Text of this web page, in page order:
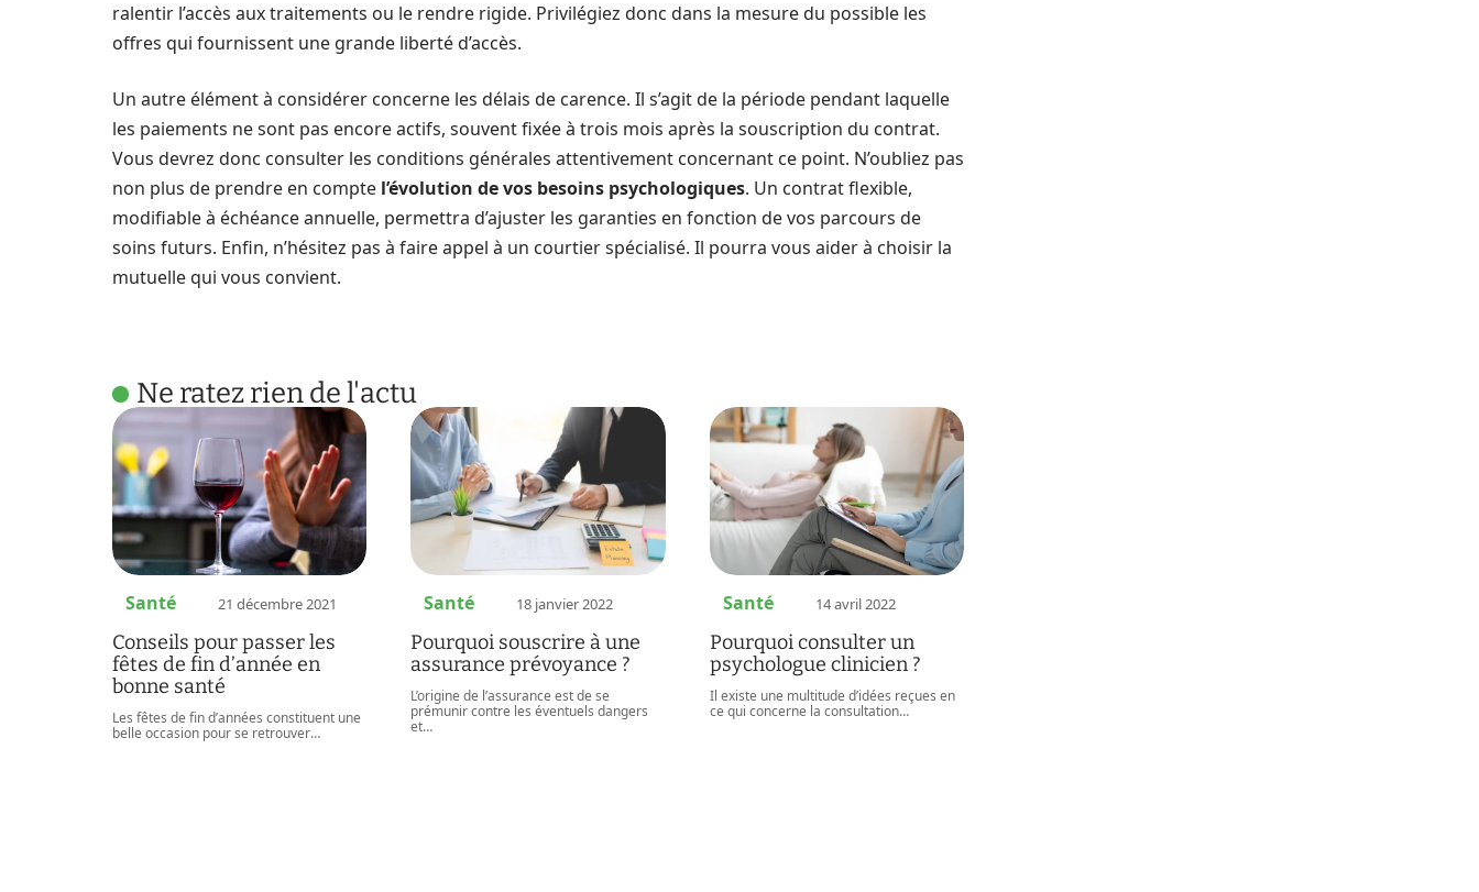
ralentir l’accès aux traitements ou le rendre rigide. Privilégiez donc dans la mesure du possible les
offres qui fournissent une grande liberté d’accès.
Un autre élément à considérer concerne les délais de carence. Il s’agit de la période pendant laquelle
les paiements ne sont pas encore actifs, souvent fixée à trois mois après la souscription du contrat.
Vous devrez donc consulter les conditions générales attentivement concernant ce point. N’oubliez pas
non plus de prendre en compte l’évolution de vos besoins psychologiques. Un contrat flexible,
modifiable à échéance annuelle, permettra d’ajuster les garanties en fonction de vos parcours de
soins futurs. Enfin, n’hésitez pas à faire appel à un courtier spécialisé. Il pourra vous aider à choisir la
mutuelle qui vous convient.
Ne ratez rien de l'actu
Santé 21 décembre 2021
Conseils pour passer les
fêtes de fin d’année en
bonne santé
Les fêtes de fin d’années constituent une
belle occasion pour se retrouver…
Santé 18 janvier 2022
Pourquoi souscrire à une
assurance prévoyance ?
L’origine de l’assurance est de se
prémunir contre les éventuels dangers
et…
Santé 14 avril 2022
Pourquoi consulter un
psychologue clinicien ?
Il existe une multitude d’idées reçues en
ce qui concerne la consultation…